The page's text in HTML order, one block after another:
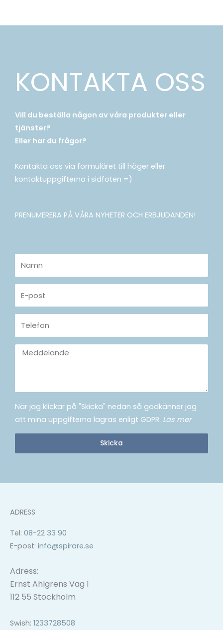
KONTAKTA OSS
Vill du beställa någon av våra produkter eller
tjänster?
Eller har du frågor?
Kontakta oss via formuläret till höger eller
kontaktuppgifterna i sidfoten =)
PRENUMERERA PÅ VÅRA NYHETER OCH ERBJUDANDEN!
post
Telefon
Meddelande
När jag klickar på "Skicka" nedan så godkänner jag
att mina uppgifterna lagras enligt GDPR. Läs mer
Skicka
ADRESS
Tel: 08-22 33 90
E-post: info@spirare.se
Adress:
Ernst Ahlgrens Väg 1
112 55 Stockholm
Swish: 1233728508